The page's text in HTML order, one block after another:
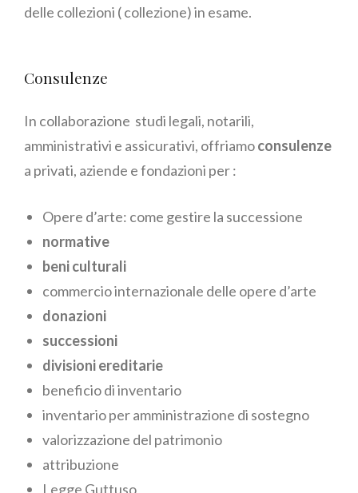
delle collezioni ( collezione) in esame.
Consulenze
In collaborazione studi legali, notarili,
amministrativi e assicurativi, offriamoconsulenze
a privati, aziende e fondazioni per :
Opere d’arte: come gestire la successione
normative
beni culturali
commercio internazionale delle opere d’arte
donazioni
successioni
divisioni ereditarie
beneficio di inventario
inventario per amministrazione di sostegno
valorizzazione del patrimonio
attribuzione
Legge Guttuso